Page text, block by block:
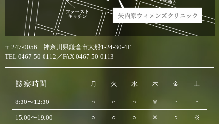
〒247-0056 神奈川県鎌倉市大船1-24-30-4F
TEL 0467-50-0112／FAX 0467-50-0113
診察時間 月 火 水 木 金 土
8:30〜12:30 ○ ○ ○ ※ ○ ○
15:00〜19:00 ○ ○ ○ ✕ ○ ※